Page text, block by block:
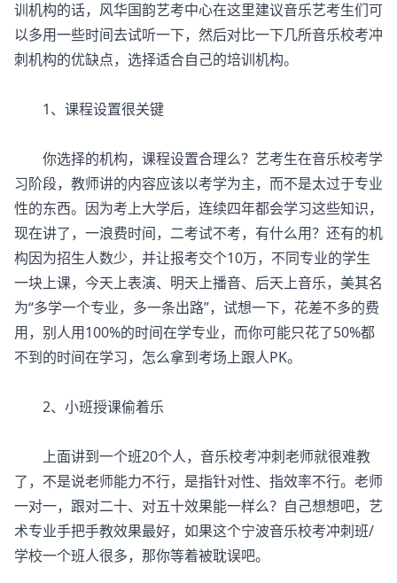
训机构的话，风华国韵艺考中心在这里建议音乐艺考生们可
以多用一些时间去试听一下，然后对比一下几所音乐校考冲
刺机构的优缺点，选择适合自己的培训机构。
1、课程设置很关键
你选择的机构，课程设置合理么？艺考生在音乐校考学
习阶段，教师讲的内容应该以考学为主，而不是太过于专业
性的东西。因为考上大学后，连续四年都会学习这些知识，
现在讲了，一浪费时间，二考试不考，有什么用？还有的机
构因为招生人数少，并让报考交个10万，不同专业的学生
一块上课，今天上表演、明天上播音、后天上音乐，美其名
为“多学一个专业，多一条出路”，试想一下，花差不多的费
用，别人用100%的时间在学专业，而你可能只花了50%都
不到的时间在学习，怎么拿到考场上跟人PK。
2、小班授课偷着乐
上面讲到一个班20个人，音乐校考冲刺老师就很难教
了，不是说老师能力不行，是指针对性、指效率不行。老师
一对一，跟对二十、对五十效果能一样么？自己想想吧，艺
术专业手把手教效果最好，如果这个宁波音乐校考冲刺班/
学校一个班人很多，那你等着被耽误吧。